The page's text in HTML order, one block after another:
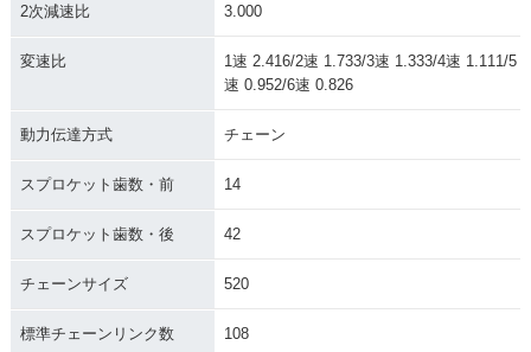
2次減速比 3.000
変速比
1速 2.416/2速 1.733/3速 1.333/4速 1.111/5
速 0.952/6速 0.826
動力伝達方式 チェーン
スプロケット歯数・前 14
スプロケット歯数・後 42
チェーンサイズ 520
標準チェーンリンク数 108